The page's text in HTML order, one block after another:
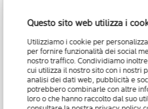
Questo sito web utilizza i
Utilizziamo i cookie per
per fornire funzionalità dei social
nostro traffico. Condividiamo
cui utilizza il nostro sito con i nostri
analisi dei dati web, pubblicità e
potrebbero combinarle con altre
loro o che hanno raccolto dal suo
Mek